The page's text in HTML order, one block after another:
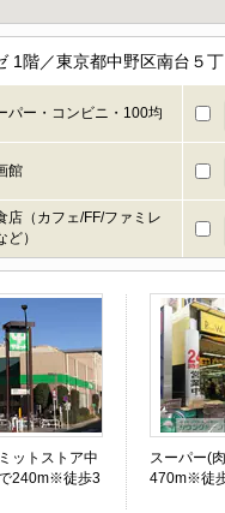
1階／東京都中野区南台５
パー・コンビニ・100均
館
店（カフェ/FF/ファミレ
ど）
ットストア中
240m※徒歩3
スーパー(
470m※徒